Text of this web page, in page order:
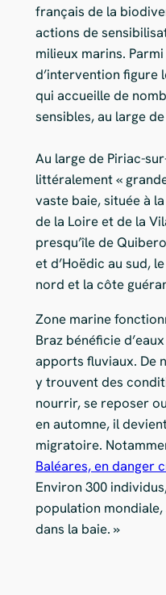
français de la
actions de
milieux marins.
d’intervention figure
qui accueille de
sensibles, au large
Au large de Piriac-
littéralement «
vaste baie, située à
de la Loire et de la
presqu’île de
et d’Hoëdic au sud,
nord et la côte
Zone marine
Braz bénéficie
apports fluviaux. De
y trouvent des
nourrir, se reposer
en automne, il
migratoire.
Baléares, en danger
Environ 300
population
dans la baie. »